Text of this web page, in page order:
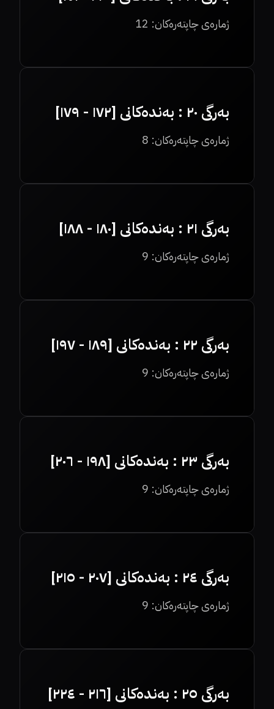
ژمارەی چاپتەرەکان: 12
بەرگی ٢٠ : بەندەکانی [١٧٢ - ١٧٩]
ژمارەی چاپتەرەکان: 8
بەرگی ٢١ : بەندەکانی [١٨٠ - ١٨٨]
ژمارەی چاپتەرەکان: 9
بەرگی ٢٢ : بەندەکانی [١٨٩ - ١٩٧]
ژمارەی چاپتەرەکان: 9
بەرگی ٢٣ : بەندەکانی [١٩٨ - ٢٠٦]
ژمارەی چاپتەرەکان: 9
بەرگی ٢٤ : بەندەکانی [٢٠٧ - ٢١٥]
ژمارەی چاپتەرەکان: 9
بەرگی ٢٥ : بەندەکانی [٢١٦ - ٢٢٤]